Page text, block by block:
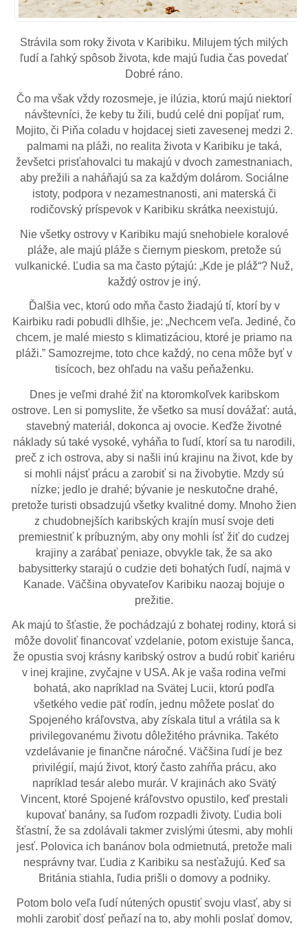
Strávila som roky života v Karibiku. Milujem tých milých
ľudí a ľahký spôsob života, kde majú ľudia čas povedať
Dobré ráno.
Čo ma však vždy rozosmeje, je ilúzia, ktorú majú niektorí
návštevníci, že keby tu žili, budú celé dni popíjať rum,
Mojito, či Piňa coladu v hojdacej sieti zavesenej medzi 2.
palmami na pláži, no realita života v Karibiku je taká,
ževšetci prisťahovalci tu makajú v dvoch zamestnaniach,
aby prežili a naháňajú sa za každým dolárom. Sociálne
istoty, podpora v nezamestnanosti, ani materská či
rodičovský príspevok v Karibiku skrátka neexistujú.
Nie všetky ostrovy v Karibiku majú snehobiele koralové
pláže, ale majú pláže s čiernym pieskom, pretože sú
vulkanické. Ľudia sa ma často pýtajú: „Kde je pláž“? Nuž,
každý ostrov je iný.
Ďalšia vec, ktorú odo mňa často žiadajú tí, ktorí by v
Kairbiku radi pobudli dlhšie, je: „Nechcem veľa. Jediné, čo
chcem, je malé miesto s klimatizáciou, ktoré je priamo na
pláži.” Samozrejme, toto chce každý, no cena môže byť v
tisícoch, bez ohľadu na vašu peňaženku.
Dnes je veľmi drahé žiť na ktoromkoľvek karibskom
ostrove. Len si pomyslite, že všetko sa musí dovážať: autá,
stavebný materiál, dokonca aj ovocie. Keďže životné
náklady sú také vysoké, vyháňa to ľudí, ktorí sa tu narodili,
preč z ich ostrova, aby si našli inú krajinu na život, kde by
si mohli nájsť prácu a zarobiť si na živobytie. Mzdy sú
nízke; jedlo je drahé; bývanie je neskutočne drahé,
pretože turisti obsadzujú všetky kvalitné domy. Mnoho žien
z chudobnejších karibských krajín musí svoje deti
premiestniť k príbuzným, aby ony mohli ísť žiť do cudzej
krajiny a zarábať peniaze, obvykle tak, že sa ako
babysitterky starajú o cudzie deti bohatých ľudí, najmä v
Kanade. Väčšina obyvateľov Karibiku naozaj bojuje o
prežitie.
Ak majú to šťastie, že pochádzajú z bohatej rodiny, ktorá si
môže dovoliť financovať vzdelanie, potom existuje šanca,
že opustia svoj krásny karibský ostrov a budú robiť kariéru
v inej krajine, zvyčajne v USA. Ak je vaša rodina veľmi
bohatá, ako napríklad na Svätej Lucii, ktorú podľa
všetkého vedie päť rodín, jednu môžete poslať do
Spojeného kráľovstva, aby získala titul a vrátila sa k
privilegovanému životu dôležitého právnika. Takéto
vzdelávanie je finančne náročné. Väčšina ľudí je bez
privilégií, majú život, ktorý často zahŕňa prácu, ako
napríklad tesár alebo murár. V krajinách ako Svätý
Vincent, ktoré Spojené kráľovstvo opustilo, keď prestali
kupovať banány, sa ľuďom rozpadli životy. Ľudia boli
šťastní, že sa zdolávali takmer zvislými útesmi, aby mohli
jesť. Polovica ich banánov bola odmietnutá, pretože mali
nesprávny tvar. Ľudia z Karibiku sa nesťažujú. Keď sa
Británia stiahla, ľudia prišli o domovy a podniky.
Potom bolo veľa ľudí nútených opustiť svoju vlasť, aby si
mohli zarobiť dosť peňazí na to, aby mohli poslať domov,